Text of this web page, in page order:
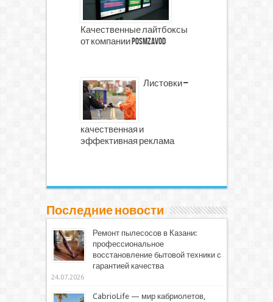
Качественные лайтбоксы
от компании PosmZavod
Листовки –
качественная и
эффективная реклама
Последние новости
Ремонт пылесосов в Казани:
профессиональное
восстановление бытовой техники с
гарантией качества
24.07.2026
CabrioLife — мир кабриолетов,